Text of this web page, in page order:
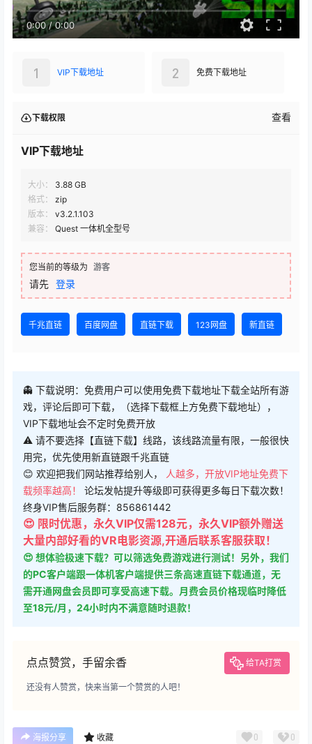
0:00/0:00
VIP下载地址
1 免费下载地址
2
下载权限 查看
VIP下载地址
大小：
3.88 GB
格式：
zip
版本：
v3.2.1.103
兼容：
Quest 一体机全型号
您当前的等级为 游客
请先 登录
千兆直链 百度网盘 直链下载 123网盘 新直链
👻 下载说明：免费用户可以使用免费下载地址下载全站所有游
戏，评论后即可下载，（选择下载框上方免费下载地址），
VIP下载地址会不定时免费开放
⚠ 请不要选择【直链下载】线路，该线路流量有限，一般很快
用完，优先使用新直链跟千兆直链
😊 欢迎把我们网站推荐给别人，
人越多，开放VIP地址免费下
载频率越高！ 论坛发帖提升等级即可获得更多每日下载次数！
终身VIP售后服务群：856861442
😍 限时优惠，永久VIP仅需128元，永久VIP额外赠送
大量内部好看的VR电影资源,开通后联系客服获取！
😍 想体验极速下载？可以筛选免费游戏进行测试！另外，我们
的PC客户端跟一体机客户端提供三条高速直链下载通道，无
需开通网盘会员即可享受高速下载。月费会员价格现临时降低
至18元/月，24小时内不满意随时退款！
点点赞赏，手留余香 给TA打赏
还没有人赞赏，快来当第一个赞赏的人吧！
海报分享 收藏 0 0